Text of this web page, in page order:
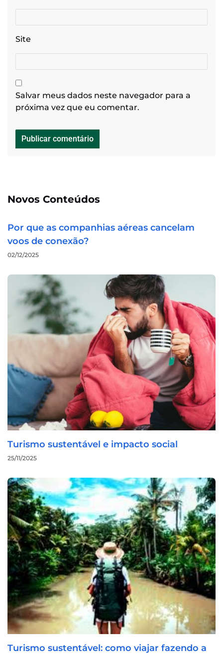
Site
Salvar meus dados neste navegador para a
próxima vez que eu comentar.
Novos Conteúdos
Por que as companhias aéreas cancelam
voos de conexão?
02/12/2025
Turismo sustentável e impacto social
25/11/2025
Turismo sustentável: como viajar fazendo a